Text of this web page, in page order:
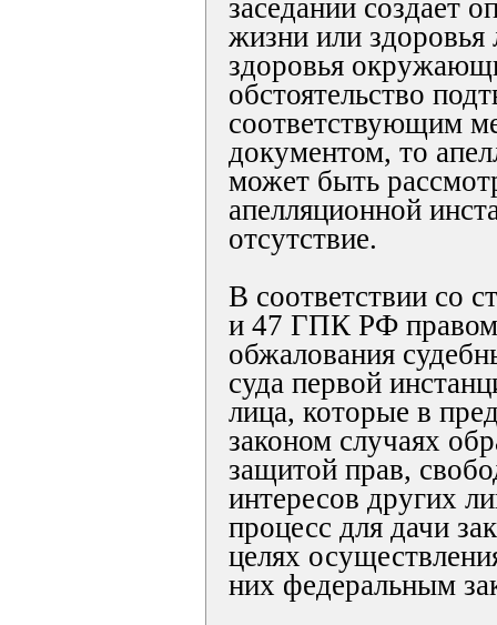
заседании создает
жизни или
здоровья
обстоятельство
соответствующим
документом, то
может быть
апелляционной
отсутствие.
В соответствии со
и 47 ГПК РФ правом
обжалования
суда первой
лица, которые в
законом случаях
защитой прав,
интересов других
процесс для дачи
целях
них федеральным